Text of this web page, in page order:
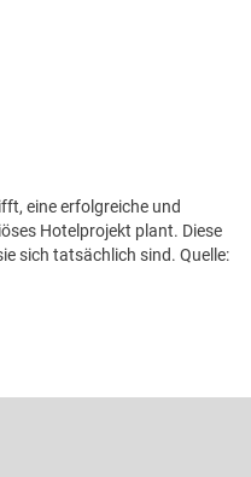
eine erfolgreiche und
Hotelprojekt plant. Diese
sich tatsächlich sind. Quelle: